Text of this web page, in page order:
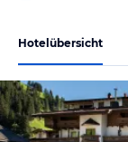
Hotelübersicht